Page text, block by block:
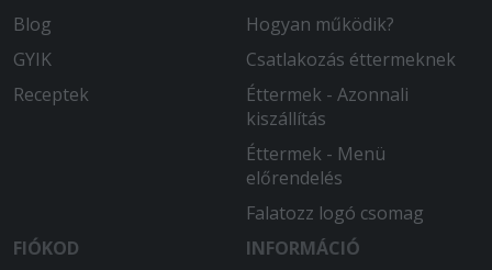
Blog
GYIK
Receptek
Hogyan működik?
Csatlakozás éttermeknek
Éttermek - Azonnali
kiszállítás
Éttermek - Menü
előrendelés
Falatozz logó csomag
FIÓKOD
INFORMÁCIÓ